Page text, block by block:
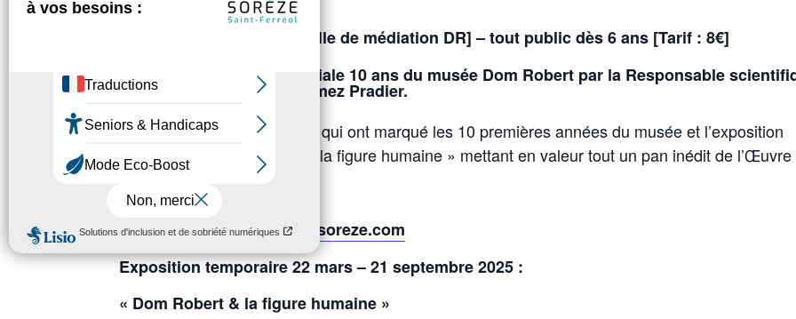
Atelier croquis [salle de médiation DR] – tout public dès 6 ans [Tarif : 8€]
14h15 :
Visite guidée spéciale 10 ans du musée Dom Robert par la Responsable
des collections Élodie Gomez Pradier.
Venez découvrir les œuvres qui ont marqué les 10 premières années du musée et l’exposition
temporaire « Dom Robert & la figure humaine » mettant en valeur tout un pan inédit de
Dom Robert. [Tarif : 11€]
tarif, information :cite-de-soreze.com
Exposition temporaire 22 mars – 21 septembre 2025 :
« Dom Robert & la figure humaine »